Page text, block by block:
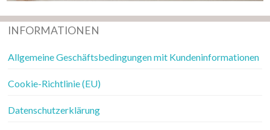
INFORMATIONEN
Allgemeine Geschäftsbedingungen mit Kundeninformationen
Cookie-Richtlinie (EU)
Datenschutzerklärung